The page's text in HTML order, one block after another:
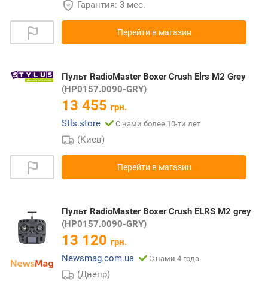
Гарантия: 3 мес.
Перейти в магазин
Пульт RadioMaster Boxer Crush Elrs M2 Grey
(HP0157.0090-GRY)
13 455 грн.
Stls.store
С нами более 10-ти лет
(Киев)
Перейти в магазин
Пульт RadioMaster Boxer Crush ELRS M2 grey
(HP0157.0090-GRY)
13 120 грн.
Newsmag.com.ua
С нами 4 года
(Днепр)